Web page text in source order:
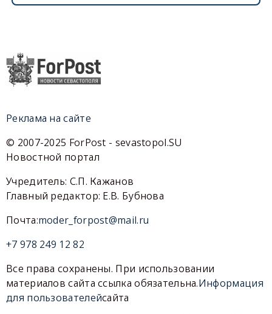
Реклама на сайте
© 2007-2025 ForPost - sevastopol.SU
Новостной портал
Учредитель: С.П. Кажанов
Главный редактор: Е.В. Бубнова
Почта:moder_forpost@mail.ru
+7 978 249 12 82
Все права сохранены. При использовании
материалов сайта ссылка обязательна.Информация
для пользователейсайта